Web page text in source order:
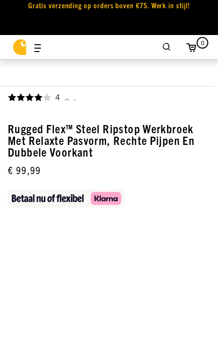
Gratis verzending op orders boven €75. Werk in stijl!
0
4 ,
Rugged Flex™ Steel Ripstop Werkbroek
Met Relaxte Pasvorm, Rechte Pijpen En
Dubbele Voorkant
€ 99,99